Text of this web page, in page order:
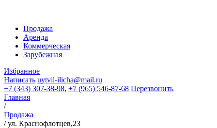
Продажа
Аренда
Коммерческая
Зарубежная
Избранное
Написать uytvil-ilicha@mail.ru
+7 (343) 307-38-98, +7 (965) 546-87-68 Перезвонить
Главная
/
Продажа
/ул. Краснофлотцев,23